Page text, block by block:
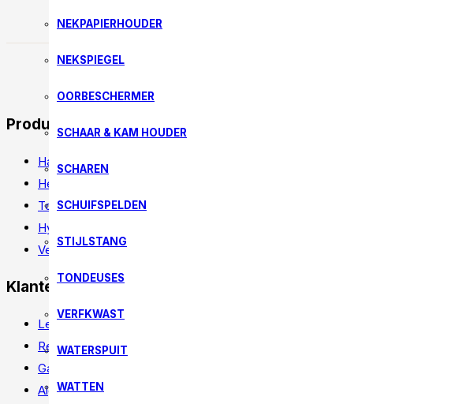
NEKPAPIERHOUDER
NEKSPIEGEL
OORBESCHERMER
SCHAAR & KAM HOUDER
SCHAREN
SCHUIFSPELDEN
STIJLSTANG
TONDEUSES
VERFKWAST
WATERSPUIT
WATTEN
Producten
Haarproducten
Heren
Tools
Hygiëne producten
Verzorging
Klantenservice
Levertijd & Verzendkosten
Retourneren
Garantie
Algemene Voorwaarden